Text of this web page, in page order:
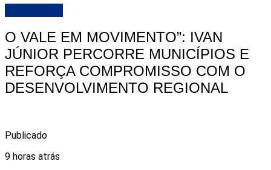
O VALE EM MOVIMENTO”: IVAN
JÚNIOR PERCORRE MUNICÍPIOS E
REFORÇA COMPROMISSO COM O
DESENVOLVIMENTO REGIONAL
Publicado
9 horas atrás